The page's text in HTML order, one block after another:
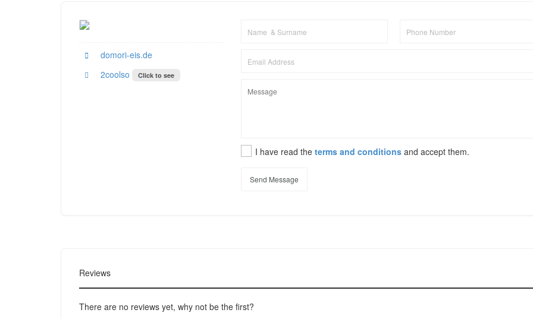
domori-eis.de
2coolso
Click to see
I have read the terms and conditions and accept them.
Send Message
Reviews
There are no reviews yet, why not be the first?